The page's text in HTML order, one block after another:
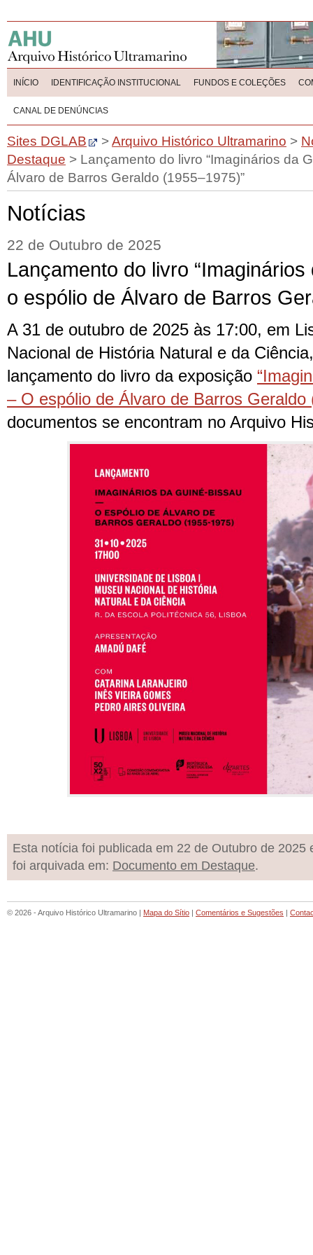
INÍCIO IDENTIFICAÇÃO INSTITUCIONAL FUNDOS E COLEÇÕES
CANAL DE DENÚNCIAS
Sites DGLAB >Arquivo Histórico Ultramarino >
Destaque > Lançamento do livro “Imaginários da
Álvaro de Barros Geraldo (1955–1975)”
Notícias
22 de Outubro de 2025
Lançamento do livro
o espólio de Álvaro de Barros
A 31 de outubro de 2025 às 17:00, em
Nacional de História Natural e da
lançamento do livro da exposição
– O espólio de Álvaro de Barros Geraldo
documentos se encontram no Arquivo
Esta notícia foi publicada em 22 de Outubro de 2025
foi arquivada em: Documento em Destaque.
© 2026 - Arquivo Histórico Ultramarino | Mapa do Sítio | Comentários e Sugestões |